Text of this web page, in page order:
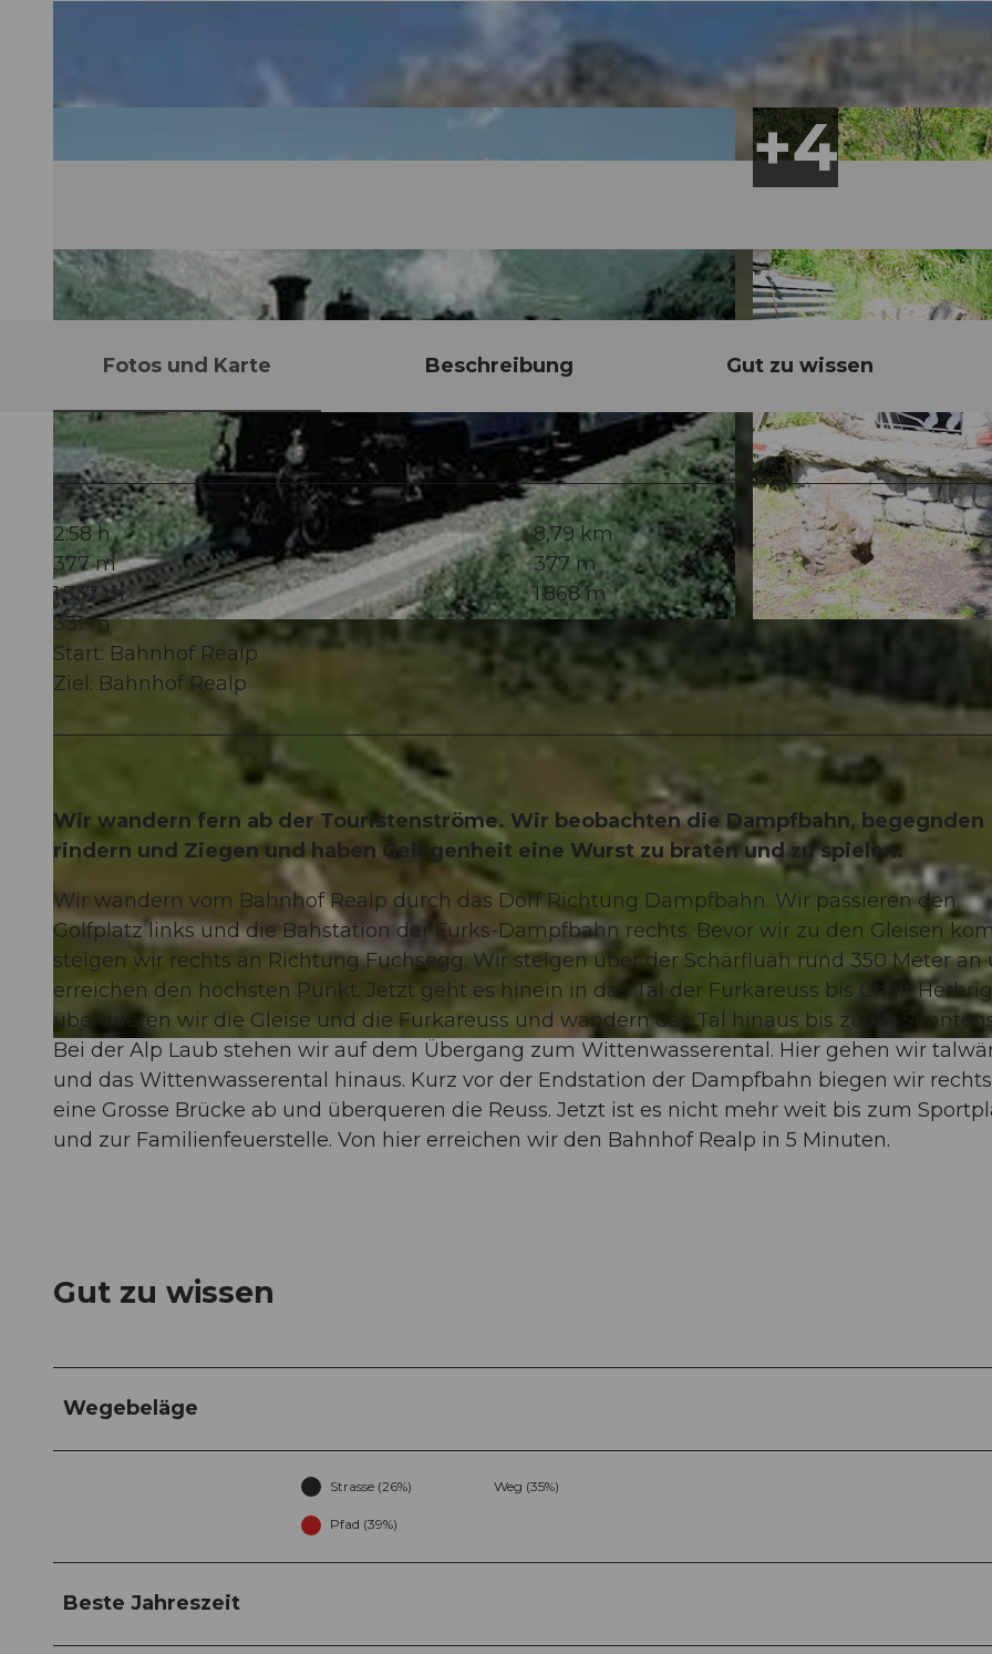
© Realp , realp.ch | CC-BY
© Markus Fehlmann, realp.ch | © Gesundheitsförderung Uri, gesundheitsfoerderung-
Fotos und Karte Beschreibung Gut zu wissen
2:58 h
8,79 km
377 m
377 m
1.537 m
1.868 m
331 m
Start: Bahnhof Realp
Ziel: Bahnhof Realp
Wir wandern fern ab der Touristenströme. Wir beobachten die Dampfbahn, begegnden
rindern und Ziegen und haben Gelegenheit eine Wurst zu braten und zu spielen.
Wir wandern vom Bahnhof Realp durch das Dorf Richtung Dampfbahn. Wir passieren den
Golfplatz links und die Bahstation der Furks-Dampfbahn rechts. Bevor wir zu den Gleisen
steigen wir rechts an Richtung Fuchsegg. Wir steigen über der Schärfluäh rund 350 Meter an
erreichen den höchsten Punkt. Jetzt geht es hinein in das Tal der Furkareuss bis Chalt
überqueren wir die Gleise und die Furkareuss und wandern das Tal hinaus bis zu Alt
Bei der Alp Laub stehen wir auf dem Übergang zum Wittenwasserental. Hier gehen wir
und das Wittenwasserental hinaus. Kurz vor der Endstation der Dampfbahn biegen wir
eine Grosse Brücke ab und überqueren die Reuss. Jetzt ist es nicht mehr weit bis zum
und zur Familienfeuerstelle. Von hier erreichen wir den Bahnhof Realp in 5 Minuten.
Gut zu wissen
Wegebeläge
Strasse (26%) Weg (35%)
Pfad (39%)
Beste Jahreszeit